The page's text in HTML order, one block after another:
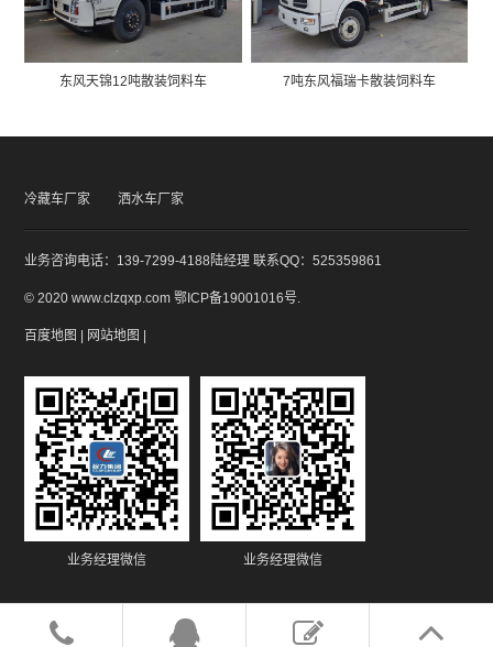
东风天锦12吨散装饲料车 7吨东风福瑞卡散装饲料车
冷藏车厂家 洒水车厂家
业务咨询电话：139-7299-4188陆经理 联系QQ：525359861
© 2020 www.clzqxp.com鄂ICP备19001016号.
百度地图 | 网站地图 |
业务经理微信 业务经理微信